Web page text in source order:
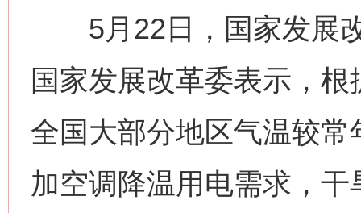
5月22日，国家发展改
国家发展改革委表示，
全国大部分地区气温较
加空调降温用电需求，